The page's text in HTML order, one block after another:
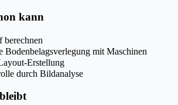
kann
berechnen
Bodenbelagsverlegung mit Maschinen
Erstellung
durch Bildanalyse